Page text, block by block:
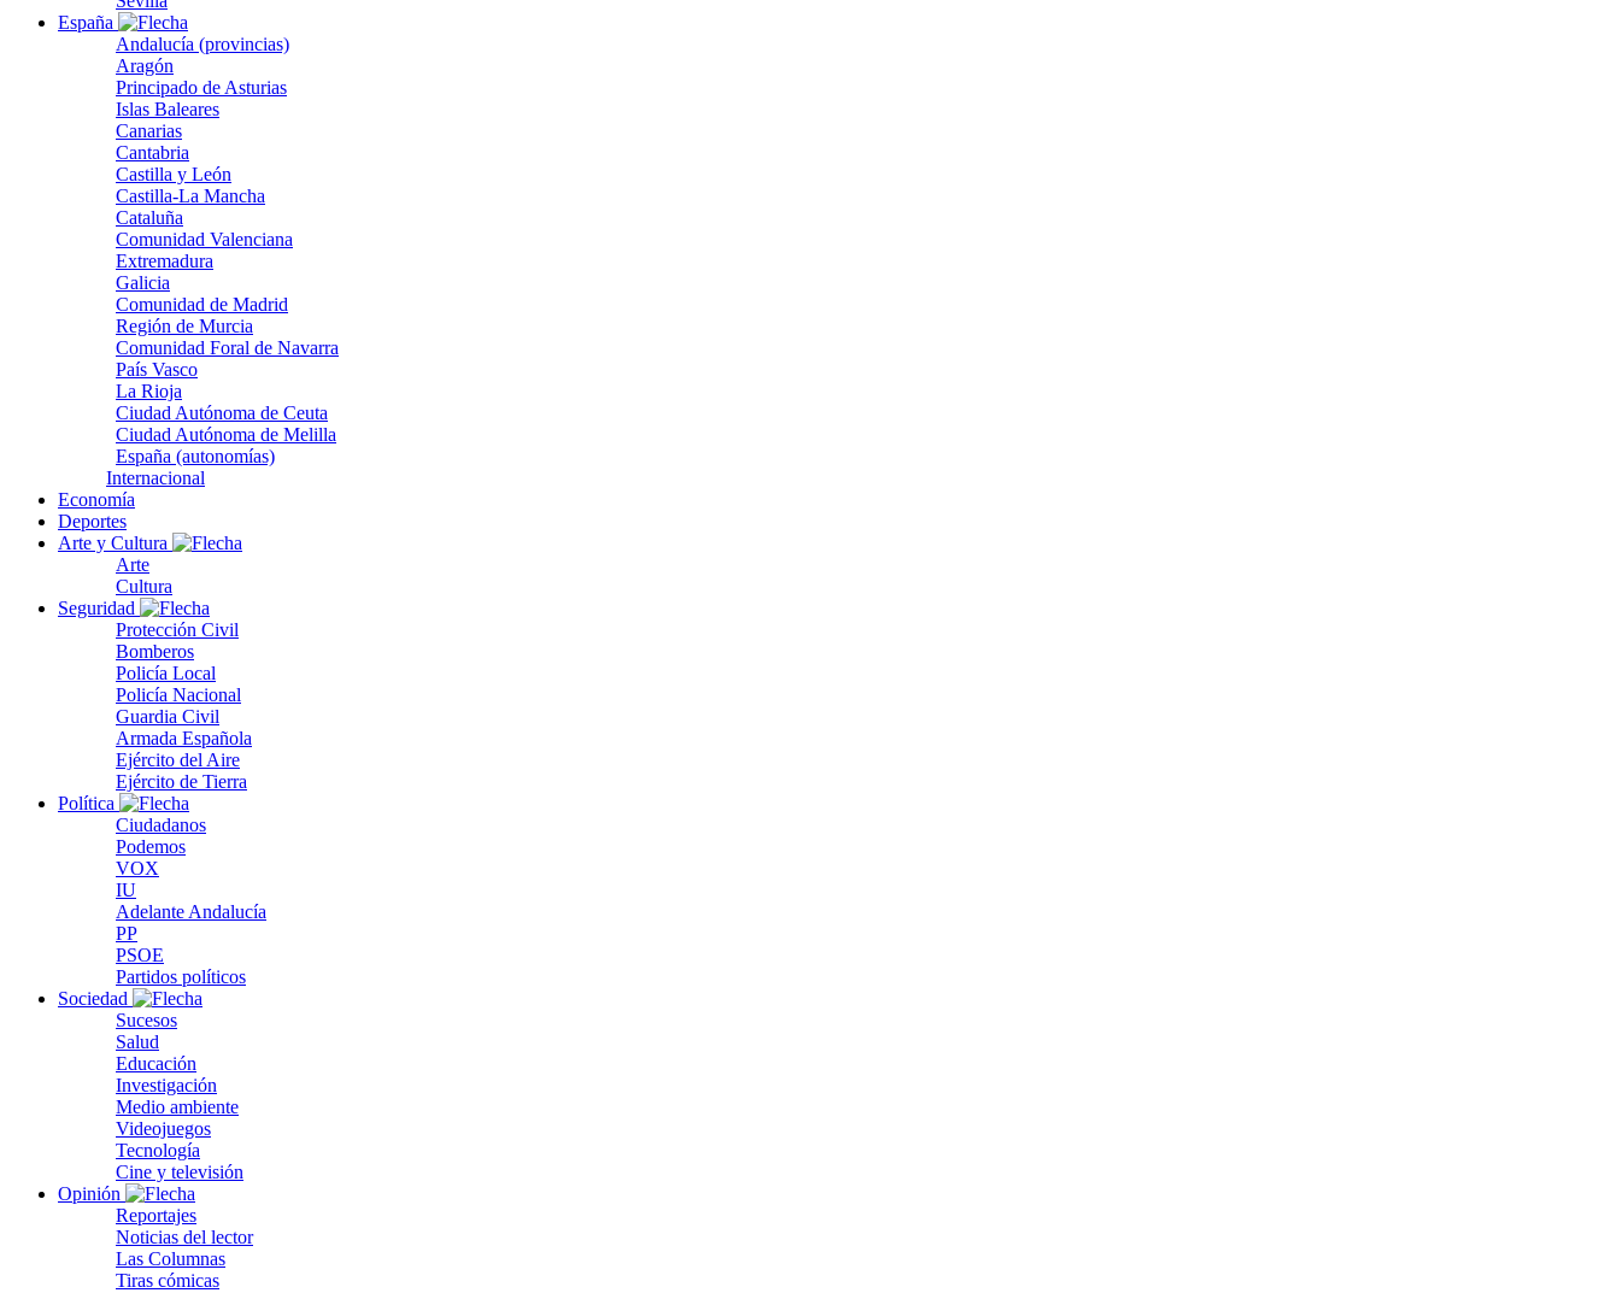
España
Andalucía (provincias)
Aragón
Principado de Asturias
Islas Baleares
Canarias
Cantabria
Castilla y León
Castilla-La Mancha
Cataluña
Comunidad Valenciana
Extremadura
Galicia
Comunidad de Madrid
Región de Murcia
Comunidad Foral de Navarra
País Vasco
La Rioja
Ciudad Autónoma de Ceuta
Ciudad Autónoma de Melilla
España (autonomías)
Internacional
Economía
Deportes
Arte y Cultura
Arte
Cultura
Seguridad
Protección Civil
Bomberos
Policía Local
Policía Nacional
Guardia Civil
Armada Española
Ejército del Aire
Ejército de Tierra
Política
Ciudadanos
Podemos
VOX
IU
Adelante Andalucía
PP
PSOE
Partidos políticos
Sociedad
Sucesos
Salud
Educación
Investigación
Medio ambiente
Videojuegos
Tecnología
Cine y televisión
Opinión
Reportajes
Noticias del lector
Las Columnas
Tiras cómicas